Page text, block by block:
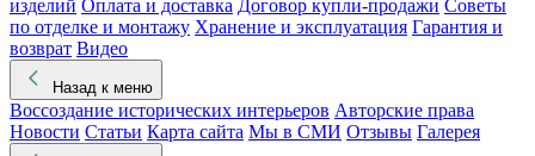
изделий Оплата и доставка Договор купли-продажи Советы
по отделке и монтажу Хранение и эксплуатация Гарантия и
возврат Видео
Назад к меню
Воссоздание исторических интерьеров Авторские права
Новости Статьи Карта сайта Мы в СМИ Отзывы Галерея